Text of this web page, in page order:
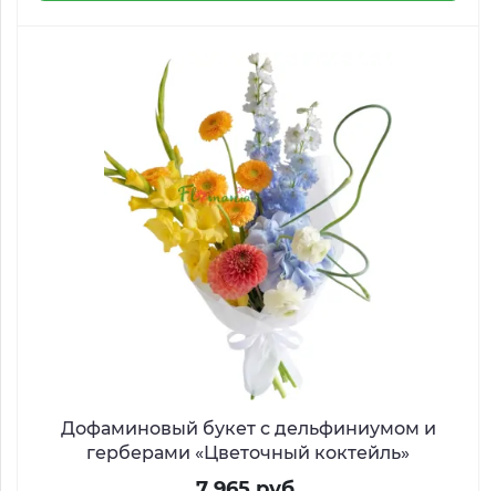
Дофаминовый букет с дельфиниумом и
герберами «Цветочный коктейль»